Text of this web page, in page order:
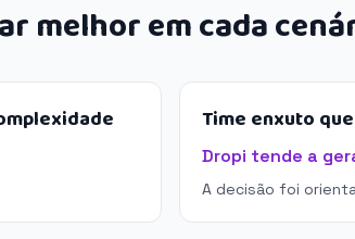
melhor em cada
Time enxuto
Dropi tende a
A decisão foi